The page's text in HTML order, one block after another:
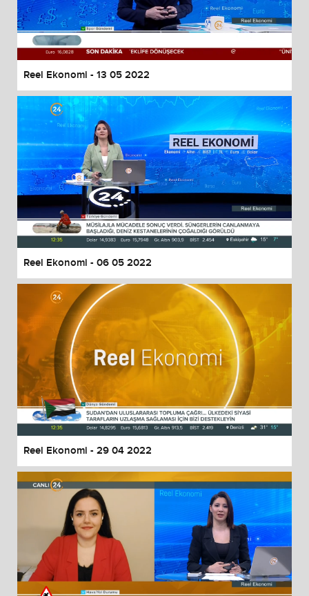
Reel Ekonomi - 13 05 2022
Reel Ekonomi - 06 05 2022
Reel Ekonomi - 29 04 2022